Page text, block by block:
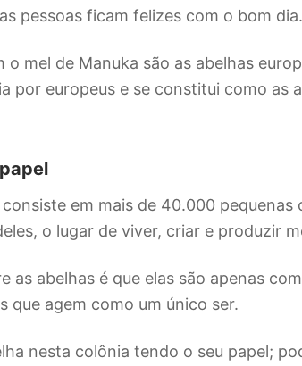
pessoas ficam felizes com o bom dia.
o mel de Manuka são as abelhas
por europeus e se constitui como as
em mais de 40.000 pequenas
o lugar de viver, criar e produzir
as abelhas é que elas são apenas
que agem como um único ser.
nesta colônia tendo o seu papel;